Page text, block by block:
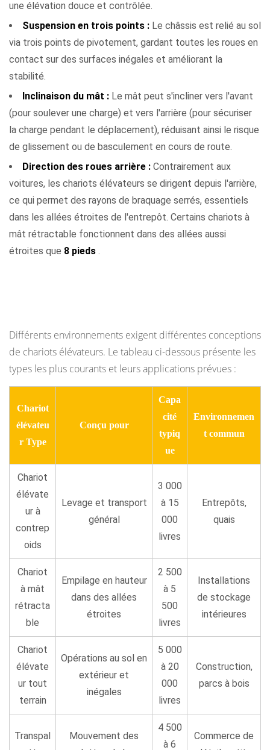
élévateurs
contrôlables
Comment
associer
un
chariot
élévateur
à
une
tâche
une élévation douce et contrôlée.
Suspension en trois points : Le châssis est relié au sol
via trois points de pivotement, gardant toutes les roues en
contact sur des surfaces inégales et améliorant la
stabilité.
Inclinaison du mât : Le mât peut s'incliner vers l'avant
(pour soulever une charge) et vers l'arrière (pour sécuriser
la charge pendant le déplacement), réduisant ainsi le risque
de glissement ou de basculement en cours de route.
Direction des roues arrière : Contrairement aux
voitures, les chariots élévateurs se dirigent depuis l'arrière,
ce qui permet des rayons de braquage serrés, essentiels
dans les allées étroites de l'entrepôt. Certains chariots à
mât rétractable fonctionnent dans des allées aussi
étroites que 8 pieds .
Différents environnements exigent différentes conceptions
de chariots élévateurs. Le tableau ci-dessous présente les
types les plus courants et leurs applications prévues :
Chariot
élévateu
r Type
Conçu pour
Capa
cité
typiq
ue
Environnemen
t commun
Chariot
élévate
ur à
contrep
oids
Levage et transport
général
3 000
à 15
000
livres
Entrepôts,
quais
Chariot
à mât
rétracta
ble
Empilage en hauteur
dans des allées
étroites
2 500
à 5
500
livres
Installations
de stockage
intérieures
Chariot
élévate
ur tout
terrain
Opérations au sol en
extérieur et
inégales
5 000
à 20
000
livres
Construction,
parcs à bois
Transpal
Mouvement des
4 500
à 6
Commerce de